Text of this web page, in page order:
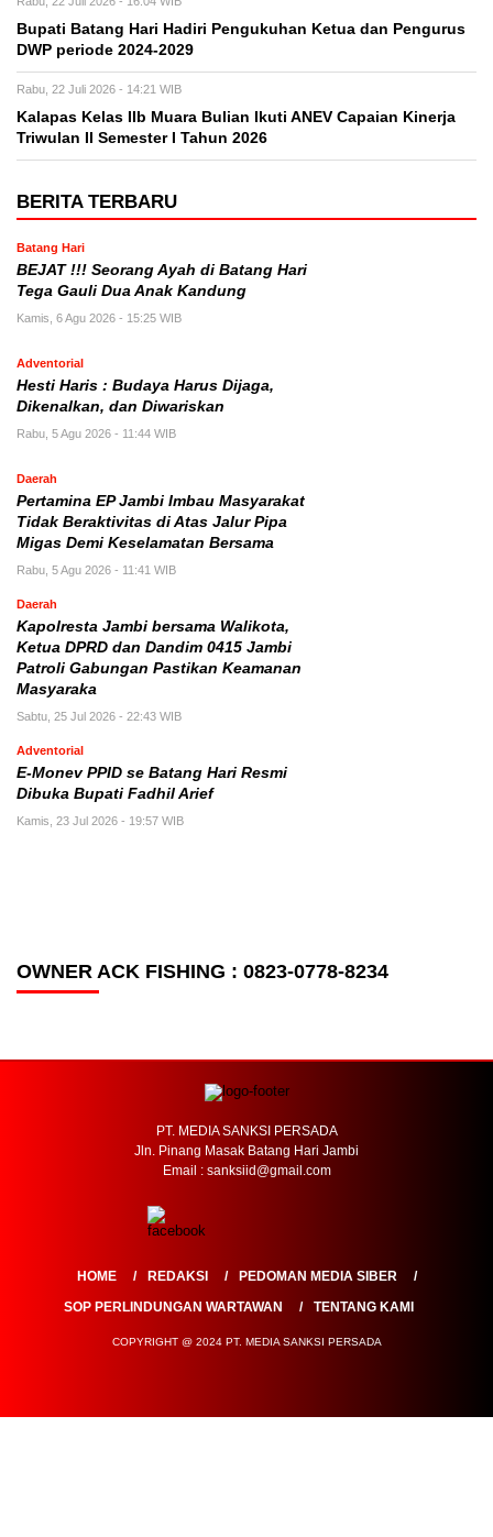
Bupati Batang Hari Hadiri Pengukuhan Ketua dan Pengurus
DWP periode 2024-2029
Rabu, 22 Juli 2026 - 14:21 WIB
Kalapas Kelas IIb Muara Bulian Ikuti ANEV Capaian Kinerja
Triwulan II Semester I Tahun 2026
BERITA TERBARU
Batang Hari
BEJAT !!! Seorang Ayah di Batang Hari
Tega Gauli Dua Anak Kandung
Kamis, 6 Agu 2026 - 15:25 WIB
Adventorial
Hesti Haris : Budaya Harus Dijaga,
Dikenalkan, dan Diwariskan
Rabu, 5 Agu 2026 - 11:44 WIB
Daerah
Pertamina EP Jambi Imbau Masyarakat
Tidak Beraktivitas di Atas Jalur Pipa
Migas Demi Keselamatan Bersama
Rabu, 5 Agu 2026 - 11:41 WIB
Daerah
Kapolresta Jambi bersama Walikota,
Ketua DPRD dan Dandim 0415 Jambi
Patroli Gabungan Pastikan Keamanan
Masyaraka
Sabtu, 25 Jul 2026 - 22:43 WIB
Adventorial
E-Monev PPID se Batang Hari Resmi
Dibuka Bupati Fadhil Arief
Kamis, 23 Jul 2026 - 19:57 WIB
OWNER ACK FISHING : 0823-0778-8234
PT. MEDIA SANKSI PERSADA
Jln. Pinang Masak Batang Hari Jambi
Email : sanksiid@gmail.com
HOME REDAKSI
PEDOMAN MEDIA SIBER
SOP PERLINDUNGAN WARTAWAN
TENTANG KAMI